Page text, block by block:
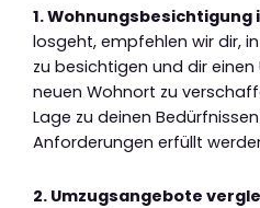
1. Wohnungsbesichtigung
losgeht, empfehlen wir dir,
zu besichtigen und dir einen
neuen Wohnort zu
Lage zu deinen
Anforderungen erfüllt
2. Umzugsangebote